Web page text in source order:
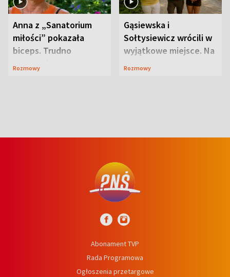
Anna z „Sanatorium
miłości” pokazała
biceps. Trudno
uwierzyć, co przeszła
Rozmowy
Gąsiewska i
Sołtysiewicz wrócili w
wyjątkowe miejsce. Na
szlaku czekał
Rozmowy
Abonament TVP
Rada Programowa
Ogłoszenia przetargowe